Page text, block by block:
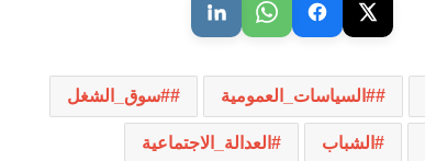
#السياسات_العمومية #سوق_الشغل
الشباب العدالة_الاجتماعية